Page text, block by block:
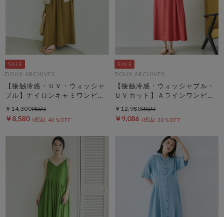
DOUX ARCHIVES
【接触冷感・ＵＶ・ウォッシャ
ブル】ナイロンキャミワンピー
ス
￥8,580 40％OFF
￥14,300
DOUX ARCHIVES
【接触冷感・ウォッシャブル・
ＵＶカット】Ａラインワンピー
ス
￥9,086 30％OFF
￥12,980